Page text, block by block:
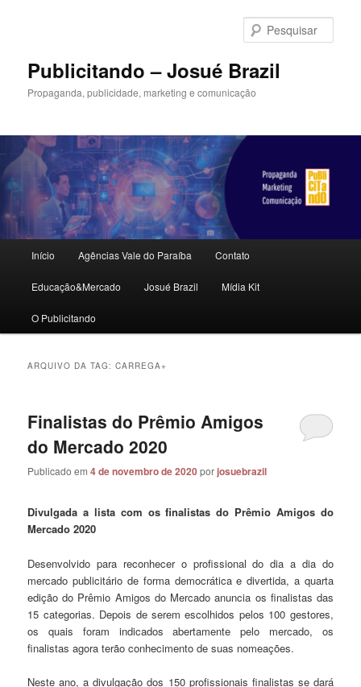
principal
secundárioPublicitando – Josué Brazil
Propaganda, publicidade, marketing e comunicação
principal
Início Agências Vale do Paraíba Contato
Educação&Mercado Josué Brazil Mídia Kit
O Publicitando
ARQUIVO DA TAG:CARREGA+
Finalistas do Prêmio Amigos
do Mercado 2020
Publicado em4 de novembro de 2020porjosuebrazil
Divulgada a lista com os finalistas do Prêmio Amigos do
Mercado 2020
Desenvolvido para reconhecer o profissional do dia a dia do
mercado publicitário de forma democrática e divertida, a quarta
edição do Prêmio Amigos do Mercado anuncia os finalistas das
15 categorias. Depois de serem escolhidos pelos 100 gestores,
os quais foram indicados abertamente pelo mercado, os
finalistas agora terão conhecimento de suas nomeações.
Neste ano, a divulgação dos 150 profissionais finalistas se dará